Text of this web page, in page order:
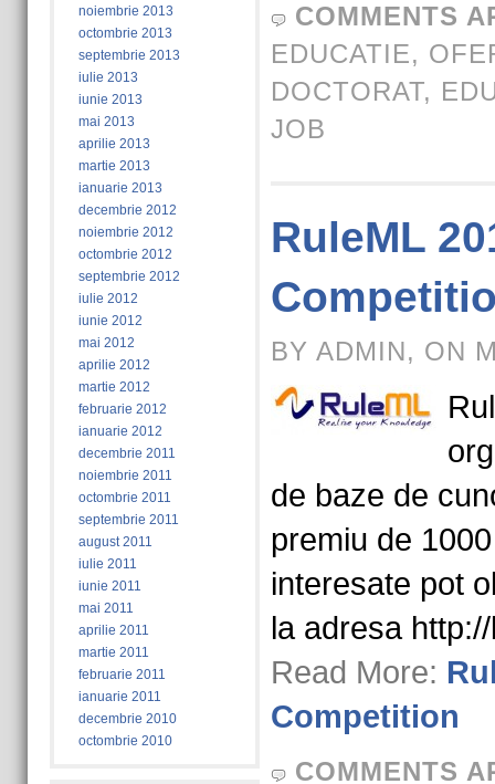
noiembrie 2013
octombrie 2013
septembrie 2013
iulie 2013
iunie 2013
mai 2013
aprilie 2013
martie 2013
ianuarie 2013
decembrie 2012
noiembrie 2012
octombrie 2012
septembrie 2012
iulie 2012
iunie 2012
mai 2012
aprilie 2012
martie 2012
februarie 2012
ianuarie 2012
decembrie 2011
noiembrie 2011
octombrie 2011
septembrie 2011
august 2011
iulie 2011
iunie 2011
mai 2011
aprilie 2011
martie 2011
februarie 2011
ianuarie 2011
decembrie 2010
octombrie 2010
COMMENTS
EDUCATIE,
DOCTORAT,
JOB
RuleML
BY ADMIN, ON
de baze de
premiu de
interesate pot
la adresa
Read More:
Competition
COMMENTS